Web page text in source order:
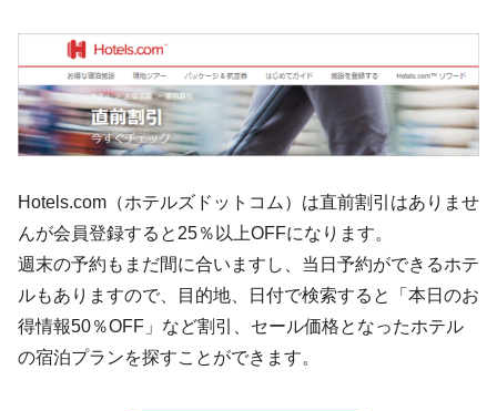
Hotels.com（ホテルズドットコム）は直前割引はありませ
んが会員登録すると25％以上OFFになります。
週末の予約もまだ間に合いますし、当日予約ができるホテ
ルもありますので、目的地、日付で検索すると「本日のお
得情報50％OFF」など割引、セール価格となったホテル
の宿泊プランを探すことができます。